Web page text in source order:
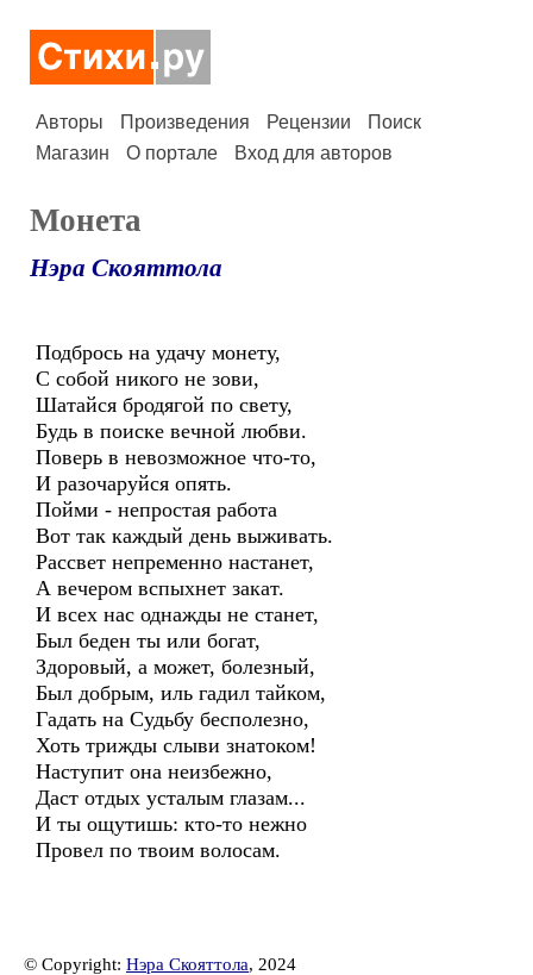
Авторы Произведения Рецензии
Поиск
Магазин
О портале Вход для авторов
Монета
Нэра Скояттола
Подбрось на удачу монету,
С собой никого не зови,
Шатайся бродягой по свету,
Будь в поиске вечной любви.
Поверь в невозможное что-то,
И разочаруйся опять.
Пойми - непростая работа
Вот так каждый день выживать.
Рассвет непременно настанет,
А вечером вспыхнет закат.
И всех нас однажды не станет,
Был беден ты или богат,
Здоровый, а может, болезный,
Был добрым, иль гадил тайком,
Гадать на Судьбу бесполезно,
Хоть трижды слыви знатоком!
Наступит она неизбежно,
Даст отдых усталым глазам...
И ты ощутишь: кто-то нежно
Провел по твоим волосам.
© Copyright: Нэра Скояттола, 2024